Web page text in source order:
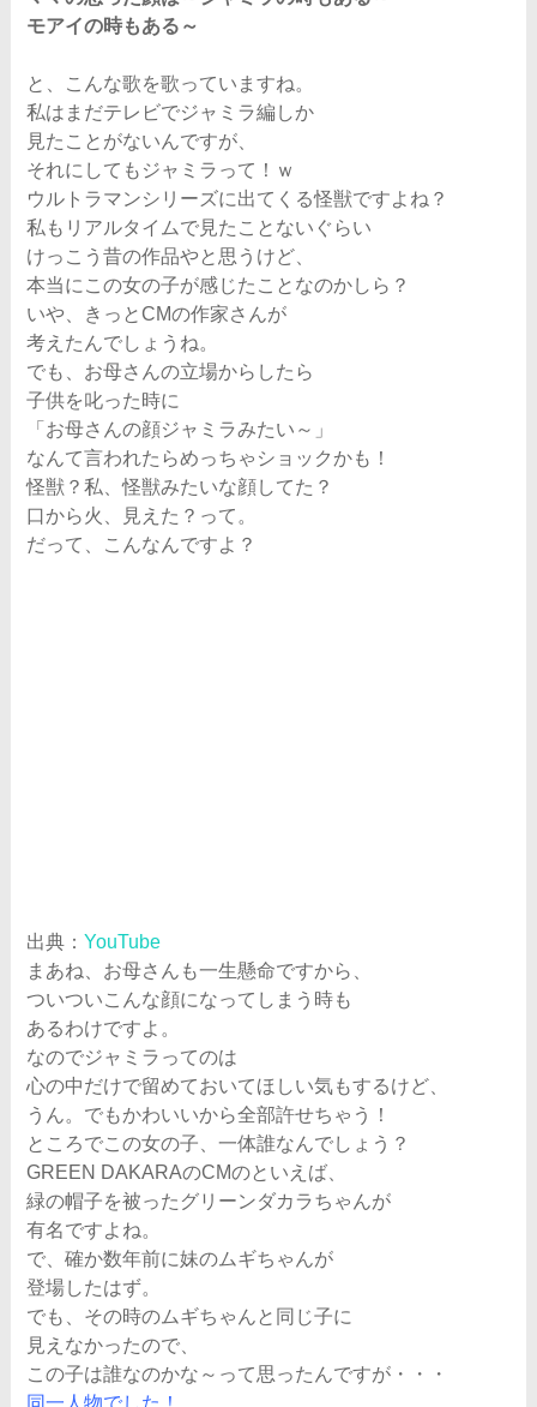
モアイの時もある～
と、こんな歌を歌っていますね。
私はまだテレビでジャミラ編しか
見たことがないんですが、
それにしてもジャミラって！ｗ
ウルトラマンシリーズに出てくる怪獣ですよね？
私もリアルタイムで見たことないぐらい
けっこう昔の作品やと思うけど、
本当にこの女の子が感じたことなのかしら？
いや、きっとCMの作家さんが
考えたんでしょうね。
でも、お母さんの立場からしたら
子供を叱った時に
「お母さんの顔ジャミラみたい～」
なんて言われたらめっちゃショックかも！
怪獣？私、怪獣みたいな顔してた？
口から火、見えた？って。
だって、こんなんですよ？
出典：YouTube
まあね、お母さんも一生懸命ですから、
ついついこんな顔になってしまう時も
あるわけですよ。
なのでジャミラってのは
心の中だけで留めておいてほしい気もするけど、
うん。でもかわいいから全部許せちゃう！
ところでこの女の子、一体誰なんでしょう？
GREEN DAKARAのCMのといえば、
緑の帽子を被ったグリーンダカラちゃんが
有名ですよね。
で、確か数年前に妹のムギちゃんが
登場したはず。
でも、その時のムギちゃんと同じ子に
見えなかったので、
この子は誰なのかな～って思ったんですが・・・
同一人物でした！